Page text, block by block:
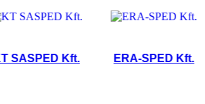
SASPED Kft. ERA-SPED Kft.